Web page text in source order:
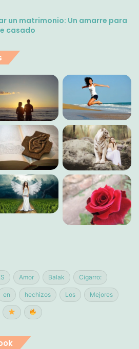
un matrimonio: Un amarre para
casado
Amor Balak Cigarro:
en hechizos Los Mejores